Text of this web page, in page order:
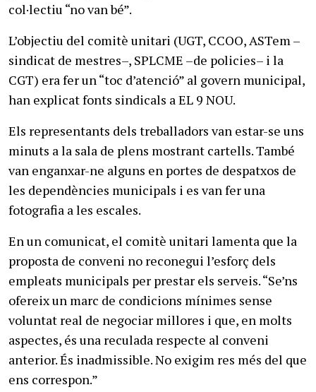
col·lectiu “no van bé”.
L’objectiu del comitè unitari (UGT, CCOO, ASTem –
sindicat de mestres–, SPLCME –de policies– i la
CGT) era fer un “toc d’atenció” al govern municipal,
han explicat fonts sindicals a EL 9 NOU.
Els representants dels treballadors van estar-se uns
minuts a la sala de plens mostrant cartells. També
van enganxar-ne alguns en portes de despatxos de
les dependències municipals i es van fer una
fotografia a les escales.
En un comunicat, el comitè unitari lamenta que la
proposta de conveni no reconegui l’esforç dels
empleats municipals per prestar els serveis. “Se’ns
ofereix un marc de condicions mínimes sense
voluntat real de negociar millores i que, en molts
aspectes, és una reculada respecte al conveni
anterior. És inadmissible. No exigim res més del que
ens correspon.”